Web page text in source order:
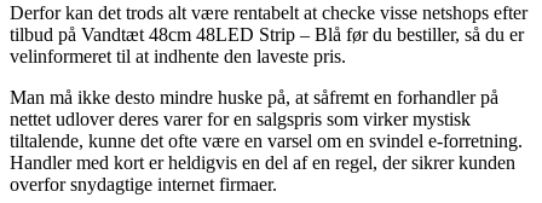
Derfor kan det trods alt være rentabelt at checke visse netshops efter
tilbud på Vandtæt 48cm 48LED Strip – Blå før du bestiller, så du er
velinformeret til at indhente den laveste pris.
Man må ikke desto mindre huske på, at såfremt en forhandler på
nettet udlover deres varer for en salgspris som virker mystisk
tiltalende, kunne det ofte være en varsel om en svindel e-forretning.
Handler med kort er heldigvis en del af en regel, der sikrer kunden
overfor snydagtige internet firmaer.